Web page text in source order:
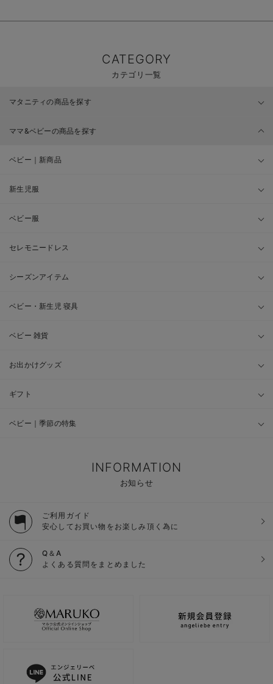
CATEGORY
カテゴリ一覧
マタニティの商品を探す
ママ&ベビーの商品を探す
ベビー｜新商品
新生児服
ベビー服
セレモニードレス
シーズンアイテム
ベビー・新生児 寝具
ベビー 雑貨
お出かけグッズ
ギフト
ベビー｜季節の特集
INFORMATION
お知らせ
ご利用ガイド
安心してお買い物をお楽しみ頂く為に
Q＆A
よくある質問をまとめました